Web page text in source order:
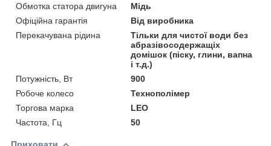
Обмотка статора двигуна
Мідь
Офіційна гарантія
Від виробника
Перекачувана рідина
Тільки для чистої води без
абразівосодержащіх
домішок (піску, глини, вапна
і т.д.)
Потужність, Вт
900
Робоче колесо
Технополімер
Торгова марка
LEO
Частота, Гц
50
Приховати